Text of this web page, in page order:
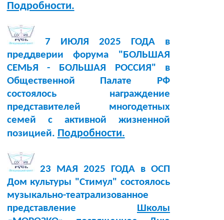
Подробности.
7 ИЮЛЯ 2025 ГОДА в
преддверии форума "БОЛЬШАЯ
СЕМЬЯ - БОЛЬШАЯ РОССИЯ" в
Общественной Палате РФ
состоялось награждение
представителей многодетных
семей с активной жизненной
позицией. Подробности.
23 МАЯ 2025 ГОДА в ОСП
Дом культуры "Стимул" состоялось
музыкально-театрализованное
представление Школы